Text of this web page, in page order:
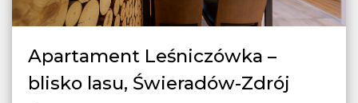
Apartament Leśniczówka –
blisko lasu, Świeradów-Zdrój